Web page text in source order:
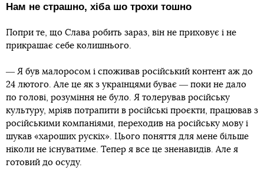
Нам не страшно, хіба шо трохи тошно
Попри те, що Слава робить зараз, він не приховує і не
прикрашає себе колишнього.
― Я був малоросом і споживав російський контент аж до
24 лютого. Але це як з українцями буває ― поки не дало
по голові, розуміння не було. Я толерував російську
культуру, мріяв потрапити в російські проєкти, працював з
російськими компаніями, переходив на російську мову і
шукав «хароших рускіх». Цього поняття для мене більше
ніколи не існуватиме. Тепер я все це зненавидів. Але я
готовий до осуду.